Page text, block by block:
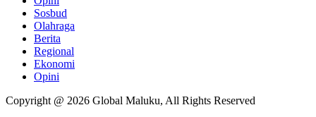
Sosbud
Olahraga
Berita
Regional
Ekonomi
Opini
Copyright @ 2026 Global Maluku, All Rights Reserved